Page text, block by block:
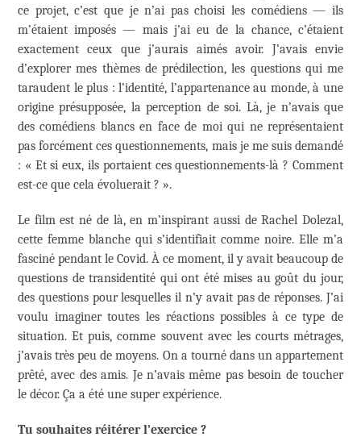
ce projet, c’est que je n’ai pas choisi les comédiens — ils
m’étaient imposés — mais j’ai eu de la chance, c’étaient
exactement ceux que j’aurais aimés avoir. J’avais envie
d’explorer mes thèmes de prédilection, les questions qui me
taraudent le plus : l’identité, l’appartenance au monde, à une
origine présupposée, la perception de soi. Là, je n’avais que
des comédiens blancs en face de moi qui ne représentaient
pas forcément ces questionnements, mais je me suis demandé
: « Et si eux, ils portaient ces questionnements-là ? Comment
est-ce que cela évoluerait ? ».
Le film est né de là, en m’inspirant aussi de Rachel Dolezal,
cette femme blanche qui s’identifiait comme noire. Elle m’a
fasciné pendant le Covid. À ce moment, il y avait beaucoup de
questions de transidentité qui ont été mises au goût du jour,
des questions pour lesquelles il n’y avait pas de réponses. J’ai
voulu imaginer toutes les réactions possibles à ce type de
situation. Et puis, comme souvent avec les courts métrages,
j’avais très peu de moyens. On a tourné dans un appartement
prêté, avec des amis. Je n’avais même pas besoin de toucher
le décor. Ça a été une super expérience.
Tu souhaites réitérer l’exercice ?